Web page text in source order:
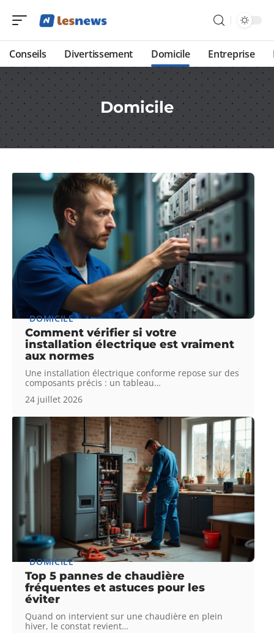
Conseils Divertissement Domicile Entreprise
Domicile
DOMICILE
Comment vérifier si votre
installation électrique est vraiment
aux normes
Une installation électrique conforme repose sur des
composants précis : un tableau…
24 juillet 2026
DOMICILE
Top 5 pannes de chaudière
fréquentes et astuces pour les
éviter
Quand on intervient sur une chaudière en plein
hiver, le constat revient…